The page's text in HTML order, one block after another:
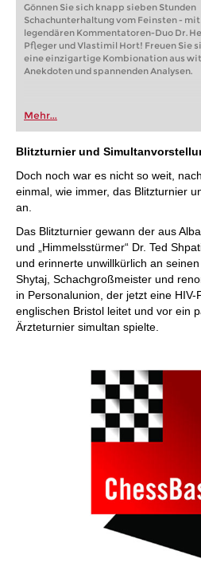
Gönnen Sie sich knapp sieben Stunden
Schachunterhaltung vom Feinsten -
legendären Kommentatoren-Duo Dr.
Pfleger und Vlastimil Hort! Freuen Sie
eine einzigartige Kombionation aus
Anekdoten und spannenden Analysen.
Mehr...
Blitzturnier und
Doch noch war es nicht so weit,
einmal, wie immer, das Blitzturnier
an.
Das Blitzturnier gewann der aus
und „Himmelsstürmer“ Dr. Ted
und erinnerte unwillkürlich an
Shytaj, Schachgroßmeister und
in Personalunion, der jetzt eine
englischen Bristol leitet und vor ein
Ärzteturnier simultan spielte.